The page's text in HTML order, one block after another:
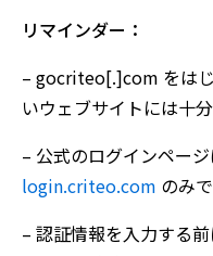
リマインダー：
– gocriteo[.]com をは
いウェブサイトには十
– 公式のログインページ
login.criteo.com のみで
– 認証情報を入力する